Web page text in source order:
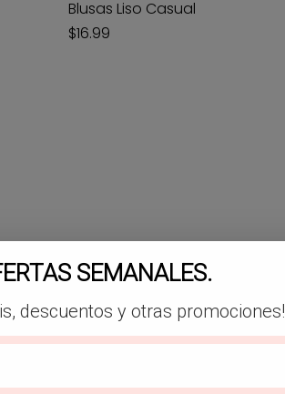
Blusas Liso Casual
$16.99
SEMANALES.
descuentos y otras promociones!